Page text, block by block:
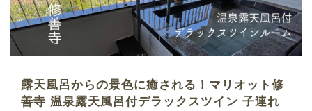
露天風呂からの景色に癒される！マリオット修
善寺 温泉露天風呂付デラックスツイン 子連れ